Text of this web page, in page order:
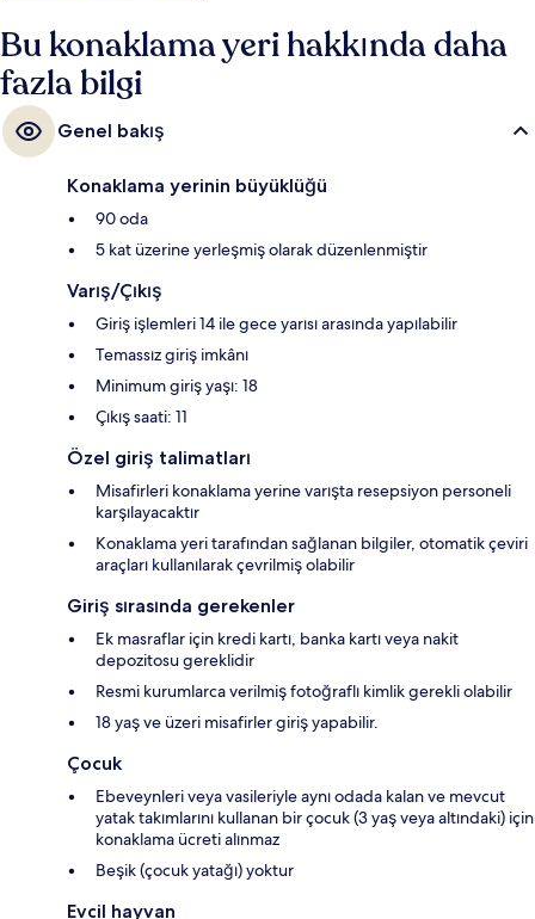
Bu konaklama yeri hakkında daha
fazla bilgi
Genel bakış
Konaklama yerinin büyüklüğü
90 oda
5 kat üzerine yerleşmiş olarak düzenlenmiştir
Varış/Çıkış
Giriş işlemleri 14 ile gece yarısı arasında yapılabilir
Temassız giriş imkânı
Minimum giriş yaşı: 18
Çıkış saati: 11
Özel giriş talimatları
Misafirleri konaklama yerine varışta resepsiyon personeli
karşılayacaktır
Konaklama yeri tarafından sağlanan bilgiler, otomatik çeviri
araçları kullanılarak çevrilmiş olabilir
Giriş sırasında gerekenler
Ek masraflar için kredi kartı, banka kartı veya nakit
depozitosu gereklidir
Resmi kurumlarca verilmiş fotoğraflı kimlik gerekli olabilir
18 yaş ve üzeri misafirler giriş yapabilir.
Çocuk
Ebeveynleri veya vasileriyle aynı odada kalan ve mevcut
yatak takımlarını kullanan bir çocuk (3 yaş veya altındaki) için
konaklama ücreti alınmaz
Beşik (çocuk yatağı) yoktur
Evcil hayvan